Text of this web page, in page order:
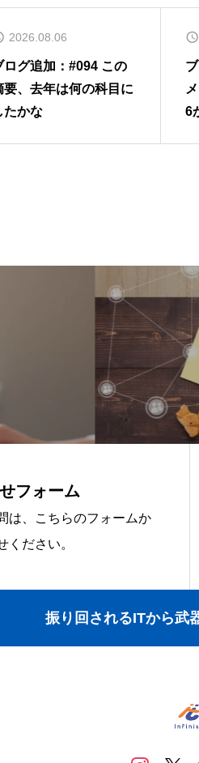
2026.08.06
ログ追加：#094 この
要、去年は何の科目に
たかな
6
フォーム
は、こちらのフォームか
ください。
振り回されるITから武